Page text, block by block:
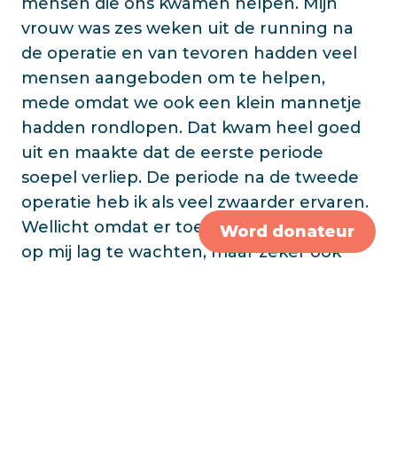
Word donateur
vrouw was zes weken uit de running na
de operatie en van tevoren hadden veel
mensen aangeboden om te helpen,
mede omdat we ook een klein mannetje
hadden rondlopen. Dat kwam heel goed
uit en maakte dat de eerste periode
soepel verliep. De periode na de tweede
operatie heb ik als veel zwaarder ervaren.
Wellicht omdat er toen veel meer werk
op mij lag te wachten, maar zeker ook